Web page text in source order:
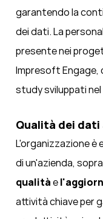
garantendo la
dei dati. La
presente nei
Impresoft Engage,
studysviluppati
Qualità dei dati
L'organizzazione è
di un'azienda,
qualitàe
attività chiave per